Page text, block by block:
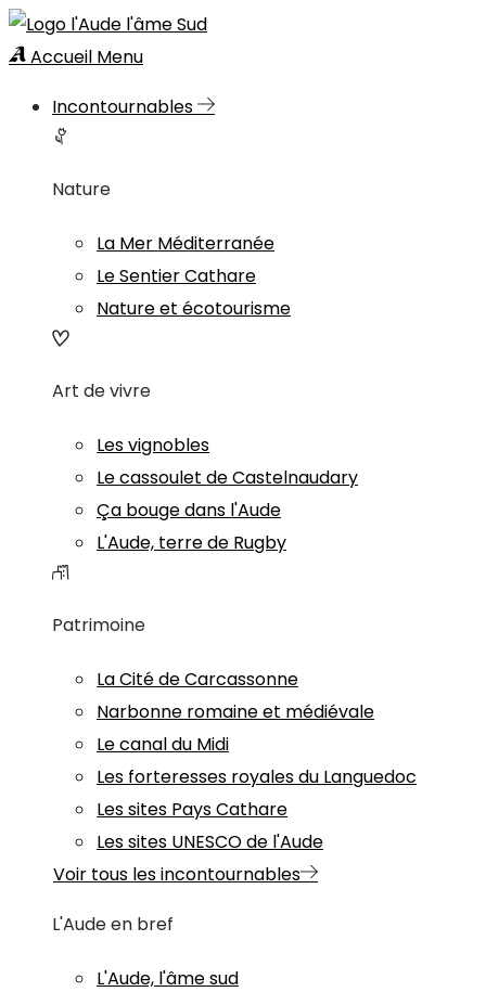
Accueil Menu
Incontournables
Nature
La Mer Méditerranée
Le Sentier Cathare
Nature et écotourisme
Art de vivre
Les vignobles
Le cassoulet de Castelnaudary
Ça bouge dans l'Aude
L'Aude, terre de Rugby
Patrimoine
La Cité de Carcassonne
Narbonne romaine et médiévale
Le canal du Midi
Les forteresses royales du Languedoc
Les sites Pays Cathare
Les sites UNESCO de l'Aude
Voir tous les incontournables
L'Aude en bref
L'Aude, l'âme sud